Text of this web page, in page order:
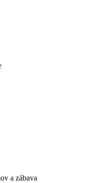
a zábava